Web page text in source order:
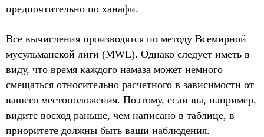
предпочтительно по ханафи.
Все вычисления производятся по методу Всемирной
мусульманской лиги (MWL). Однако следует иметь в
виду, что время каждого намаза может немного
смещаться относительно расчетного в зависимости от
вашего местоположения. Поэтому, если вы, например,
видите восход раньше, чем написано в таблице, в
приоритете должны быть ваши наблюдения.